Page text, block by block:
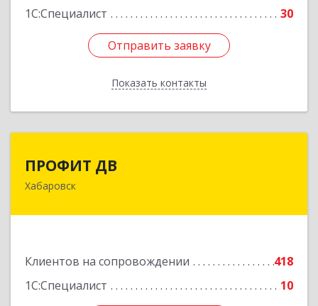
1С:Специалист 30
Отправить заявку
Показать контакты
Отправить заявку
Назад
ПРОФИТ ДВ
Хабаровск
Клиентов на сопровождении
418
1С:Специалист
10
680000, Хабаровский край, Хабаровск г,